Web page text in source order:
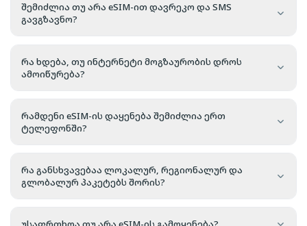
შემიძლია თუ არა eSIM-ით დავრეკო და SMS
გავგზავნო?
რა ხდება, თუ ინტერნეტი მოგზაურობის დროს
ამოიწურება?
რამდენი eSIM-ის დაყენება შემიძლია ერთ
ტელეფონში?
რა განსხვავებაა ლოკალურ, რეგიონალურ და
გლობალურ პაკეტებს შორის?